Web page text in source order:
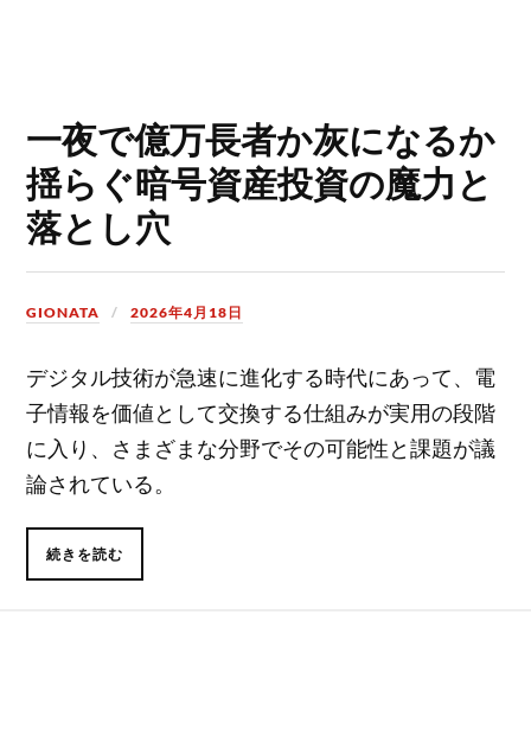
一夜で億万長者か灰になるか
揺らぐ暗号資産投資の魔力と
落とし穴
GIONATA 2026年4月18日
デジタル技術が急速に進化する時代にあって、電
子情報を価値として交換する仕組みが実用の段階
に入り、さまざまな分野でその可能性と課題が議
論されている。
続きを読む